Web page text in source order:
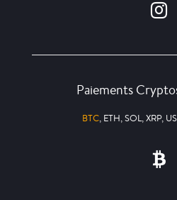
Paiements
BTC, ETH, SOL, XRP,